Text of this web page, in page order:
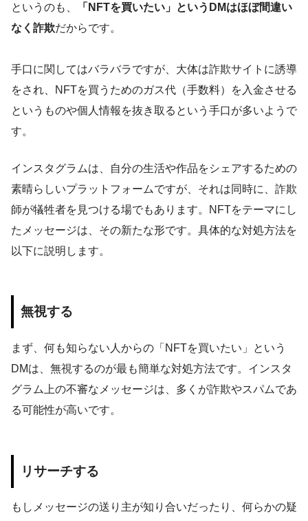
というのも、
「NFTを買いたい」というDMはほぼ間違い
なく詐欺だからです。
手口に関してはバラバラですが、大体は詐欺サイトに誘導
をされ、NFTを買うためのガス代（手数料）を入金させる
というものや個人情報を抜き取るという手口が多いようで
す。
インスタグラムは、自分の生活や作品をシェアするための
素晴らしいプラットフォームですが、それは同時に、詐欺
師が犠牲者を見つける場でもあります。NFTをテーマにし
たメッセージは、その新たな形です。具体的な対処方法を
以下に説明します。
無視する
まず、何も知らない人からの「NFTを買いたい」という
DMは、無視するのが最も簡単な対処方法です。インスタ
グラム上の不審なメッセージは、多くが詐欺やスパムであ
る可能性が高いです。
リサーチする
もしメッセージの送り主が知り合いだったり、何らかの疑